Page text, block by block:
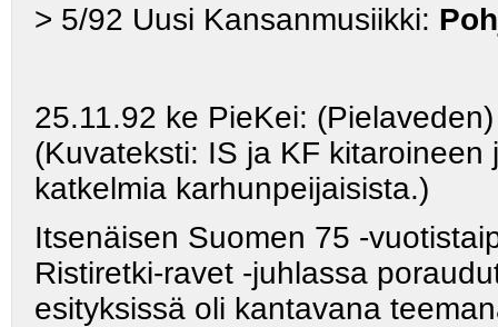
> 5/92 Uusi Kansanmusiikki:
25.11.92 ke PieKei:
(Kuvateksti: IS ja KF
katkelmia karhunpeijaisista.)
Itsenäisen Suomen 75 -
Ristiretki-ravet -juhlassa
esityksissä oli kantavana